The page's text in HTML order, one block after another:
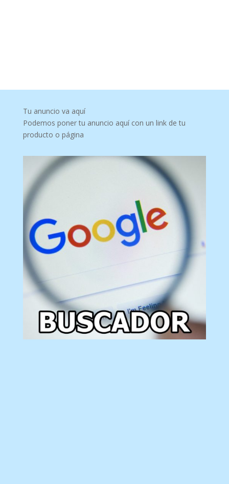
Tu anuncio va aquí
Podemos poner tu anuncio aquí con un link de tu
producto o página